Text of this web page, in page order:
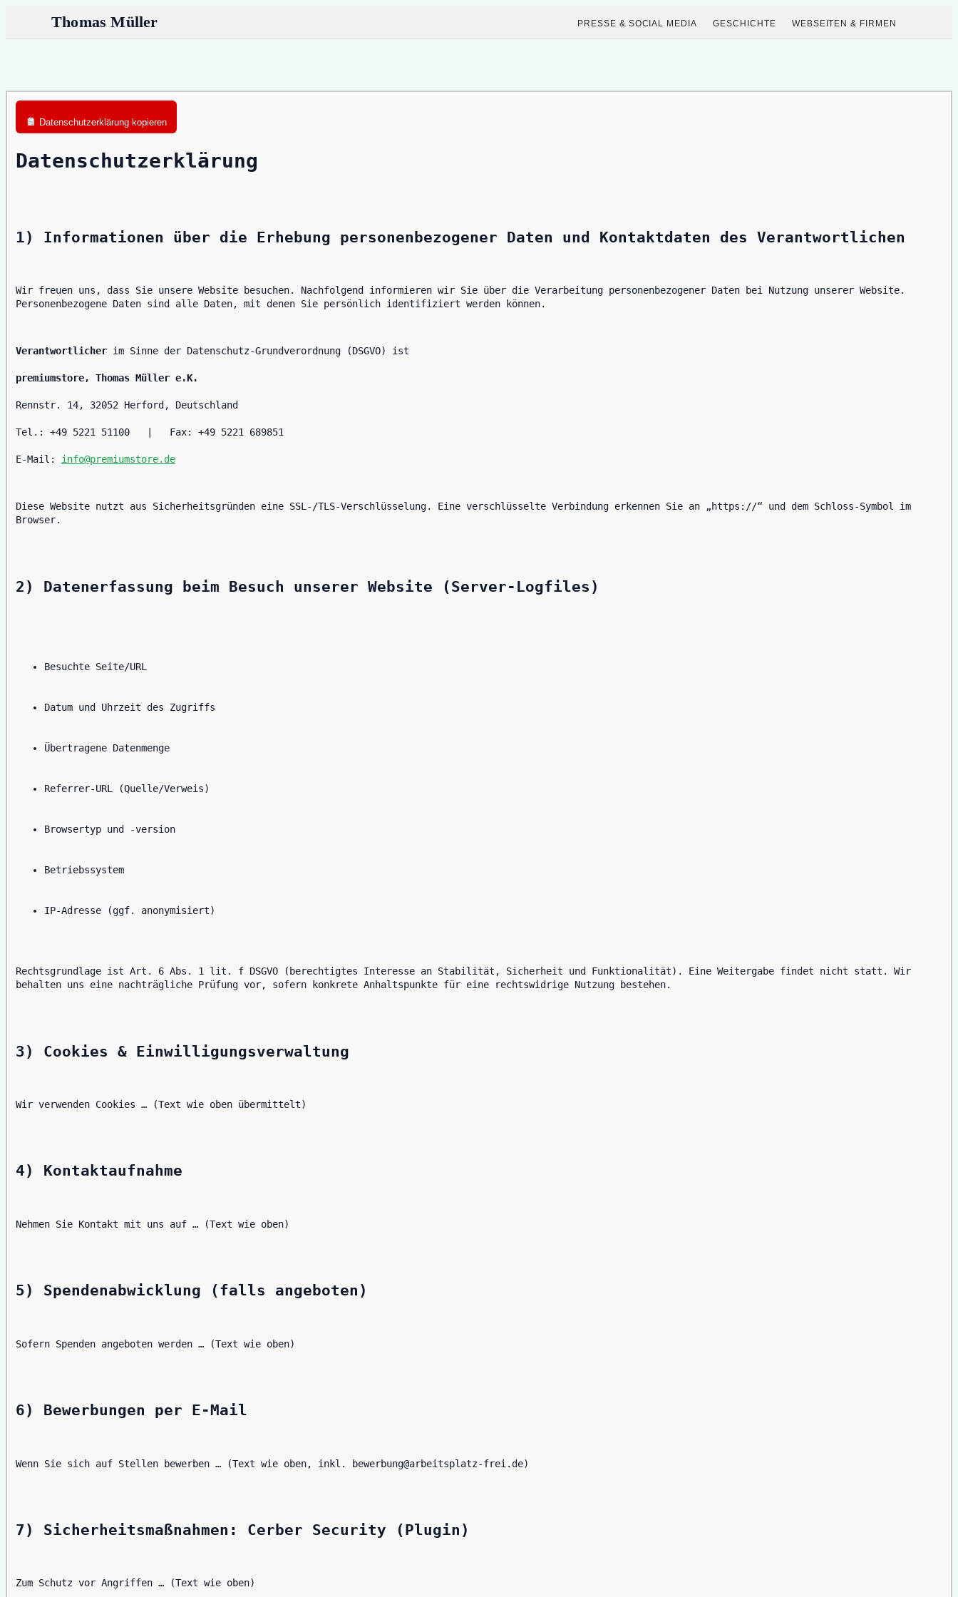
Thomas Müller PRESSE & SOCIAL MEDIA GESCHICHTE WEBSEITEN & FIRMEN
Datenschutzerklärung kopieren
Datenschutzerklärung
1) Informationen über die Erhebung personenbezogener Daten und Kontaktdaten des Verantwortlichen
Wir freuen uns, dass Sie unsere Website besuchen. Nachfolgend informieren wir Sie über die Verarbeitung personenbezogener Daten bei Nutzung unserer Website.
Personenbezogene Daten sind alle Daten, mit denen Sie persönlich identifiziert werden können.
Verantwortlicher im Sinne der Datenschutz-Grundverordnung (DSGVO) ist
premiumstore, Thomas Müller e.K.
Rennstr. 14, 32052 Herford, Deutschland
Tel.: +49 5221 51100   |   Fax: +49 5221 689851
E-Mail: info@premiumstore.de
Diese Website nutzt aus Sicherheitsgründen eine SSL-/TLS-Verschlüsselung. Eine verschlüsselte Verbindung erkennen Sie an „https://“ und dem Schloss-Symbol im
Browser.
2) Datenerfassung beim Besuch unserer Website (Server-Logfiles)
Besuchte Seite/URL
Datum und Uhrzeit des Zugriffs
Übertragene Datenmenge
Referrer-URL (Quelle/Verweis)
Browsertyp und -version
Betriebssystem
IP-Adresse (ggf. anonymisiert)
Rechtsgrundlage ist Art. 6 Abs. 1 lit. f DSGVO (berechtigtes Interesse an Stabilität, Sicherheit und Funktionalität). Eine Weitergabe findet nicht statt. Wir
behalten uns eine nachträgliche Prüfung vor, sofern konkrete Anhaltspunkte für eine rechtswidrige Nutzung bestehen.
3) Cookies & Einwilligungsverwaltung
Wir verwenden Cookies … (Text wie oben übermittelt)
4) Kontaktaufnahme
Nehmen Sie Kontakt mit uns auf … (Text wie oben)
5) Spendenabwicklung (falls angeboten)
Sofern Spenden angeboten werden … (Text wie oben)
6) Bewerbungen per E-Mail
Wenn Sie sich auf Stellen bewerben … (Text wie oben, inkl. bewerbung@arbeitsplatz-frei.de)
7) Sicherheitsmaßnahmen: Cerber Security (Plugin)
Zum Schutz vor Angriffen … (Text wie oben)